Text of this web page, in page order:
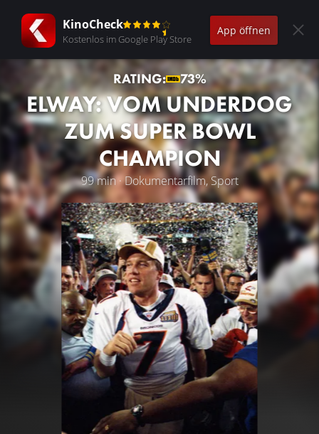
KinoCheck
Kostenlos im Google Play Store
App öffnen
RATING: 73%
ELWAY: VOM UNDERDOG
ZUM SUPER BOWL
CHAMPION
99 min · Dokumentarfilm, Sport